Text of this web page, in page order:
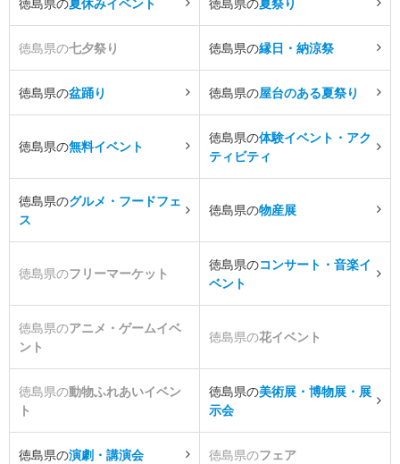
徳島県の七夕祭り 徳島県の縁日・納涼祭
徳島県の盆踊り 徳島県の屋台のある夏祭り
徳島県の無料イベント
徳島県の体験イベント・アク
ティビティ
徳島県のグルメ・フードフェ
ス
徳島県の物産展
徳島県のフリーマーケット
徳島県のコンサート・音楽イ
ベント
徳島県のアニメ・ゲームイベ
ント
徳島県の花イベント
徳島県の動物ふれあいイベン
ト
徳島県の美術展・博物展・展
示会
徳島県の演劇・講演会 徳島県のフェア